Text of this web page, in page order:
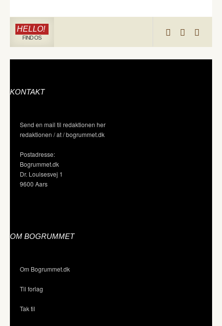
HELLO!
FIND OS
KONTAKT
Send en mail til redaktionen her
redaktionen / at / bogrummet.dk
Postadresse:
Bogrummet.dk
Dr. Louisesvej 1
9600 Aars
OM BOGRUMMET
Om Bogrummet.dk
Til forlag
Tak til